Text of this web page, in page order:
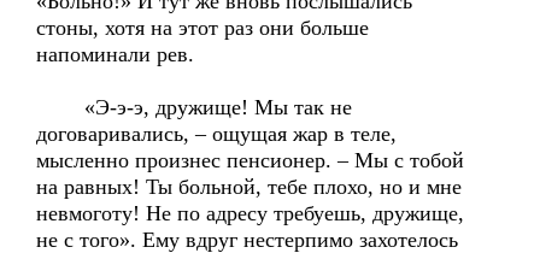
стоны, хотя на этот раз они больше
напоминали рев.
«Э-э-э, дружище! Мы так не
договаривались, – ощущая жар в теле,
мысленно произнес пенсионер. – Мы с тобой
на равных! Ты больной, тебе плохо, но и мне
невмоготу! Не по адресу требуешь, дружище,
не с того». Ему вдруг нестерпимо захотелось